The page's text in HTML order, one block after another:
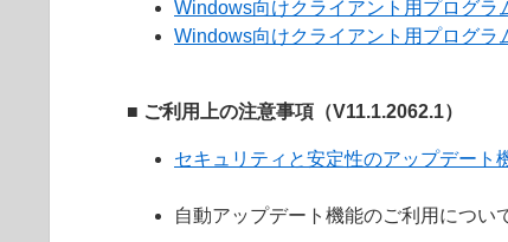
Windows向けクライアント用プログラ
Windows向けクライアント用プログラ
■ ご利用上の注意事項（V11.1.2062.1）
セキュリティと安定性のアップデート
自動アップデート機能のご利用につい